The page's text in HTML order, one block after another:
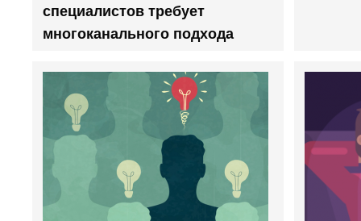
специалистов требует
многоканального подхода